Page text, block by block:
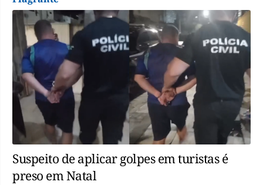
Suspeito de aplicar golpes em turistas é
preso em Natal